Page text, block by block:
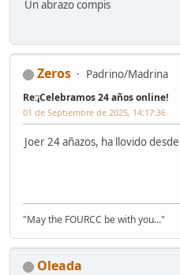
Un abrazo compis
Zeros Padrino/Madrina
Re:¡Celebramos 24 años online!
01 de Septiembre de 2025, 14:17:36
Joer 24 añazos, ha llovido
"May the FOURCC be with you..."
Oleada